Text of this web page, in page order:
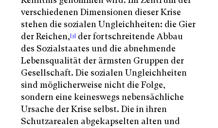
verschiedenen Dimensionen dieser Krise
stehen die sozialen Ungleichheiten: die Gier
der Reichen,[3] der fortschreitende Abbau
des Sozialstaates und die abnehmende
Lebensqualität der ärmsten Gruppen der
Gesellschaft. Die sozialen Ungleichheiten
sind möglicherweise nicht die Folge,
sondern eine keineswegs nebensächliche
Ursache der Krise selbst. Die in ihren
Schutzarealen abgekapselten alten und